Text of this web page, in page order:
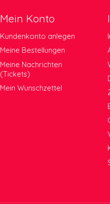
Mein Konto
Kundenkonto anlegen
Meine Bestellungen
Meine Nachrichten
(Tickets)
Mein Wunschzettel